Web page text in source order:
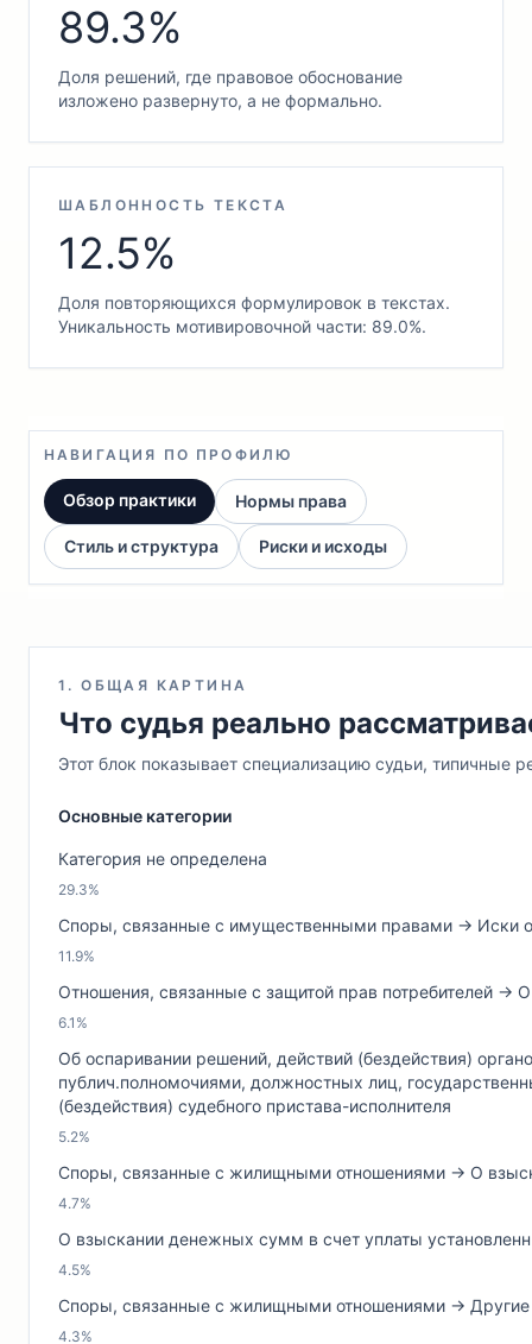
89.3%
Доля решений, где правовое обоснование
изложено развернуто, а не формально.
ШАБЛОННОСТЬ ТЕКСТА
12.5%
Доля повторяющихся формулировок в текстах.
Уникальность мотивировочной части: 89.0%.
НАВИГАЦИЯ ПО ПРОФИЛЮ
Обзор практики Нормы права
Стиль и структура Риски и исходы
1. ОБЩАЯ КАРТИНА
Что судья реально
Этот блок показывает специализацию судьи, типичные
Основные категории
Категория не определена
29.3%
Споры, связанные с имущественными правами → Иски
11.9%
Отношения, связанные с защитой прав потребителей →
6.1%
Об оспаривании решений, действий (бездействия)
публич.полномочиями, должностных лиц,
(бездействия) судебного пристава-исполнителя
5.2%
Споры, связанные с жилищными отношениями → О
4.7%
О взыскании денежных сумм в счет уплаты
4.5%
Споры, связанные с жилищными отношениями →
4.3%